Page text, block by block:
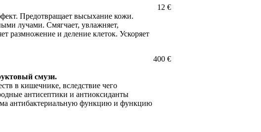
Предотвращает высыхание кожи.
лучами. Смягчает, увлажняет,
размножение и деление клеток. Ускоряет
12 €
смузи.
в кишечнике, вследствие чего
антисептики и антиоксиданты
антибактериальную функцию и функцию
400 €